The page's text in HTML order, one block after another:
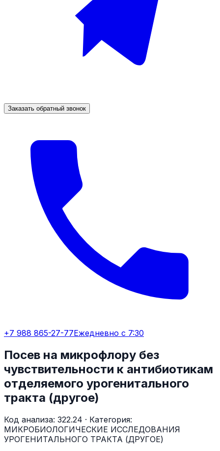
Заказать обратный звонок
+7 988 865-27-77Ежедневно с 7:30
Посев на микрофлору без
чувствительности к антибиотикам
отделяемого урогенитального
тракта (другое)
Код анализа: 322.24 · Категория:
МИКРОБИОЛОГИЧЕСКИЕ ИССЛЕДОВАНИЯ
УРОГЕНИТАЛЬНОГО ТРАКТА (ДРУГОЕ)